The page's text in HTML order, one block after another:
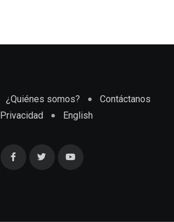
¿Quiénes somos?
Contáctanos
Privacidad
English